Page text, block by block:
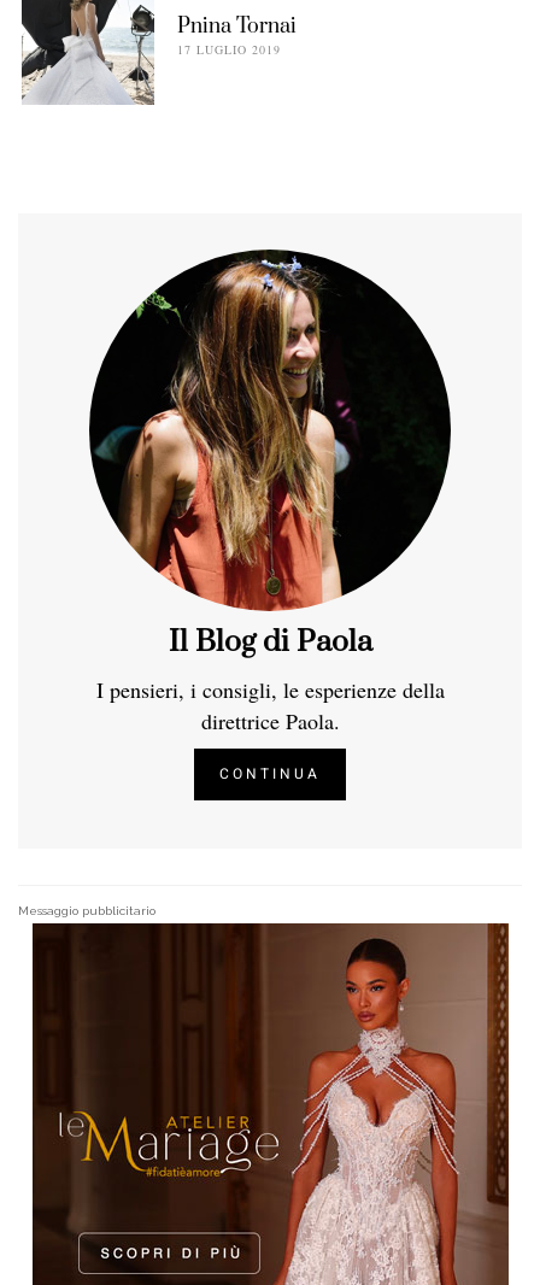
Pnina Tornai
17 LUGLIO 2019
Il Blog di Paola
I pensieri, i consigli, le esperienze della
direttrice Paola.
CONTINUA
Messaggio pubblicitario